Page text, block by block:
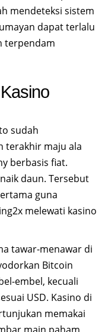
mendeteksi sistem
dapat terlalu
terpendam
sudah
terakhir maju ala
berbasis fiat.
daun. Tersebut
guna
melewati kasino
tawar-menawar di
Bitcoin
embel, kecuali
USD. Kasino di
memakai